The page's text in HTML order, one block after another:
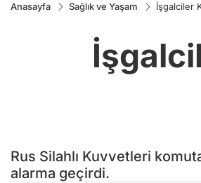
Anasayfa Sağlık ve Yaşam İşgalciler
Rus Silahlı Kuvvetleri
alarma geçirdi.